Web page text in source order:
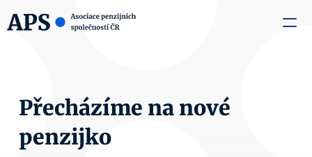
Přecházíme na nové
penzijko